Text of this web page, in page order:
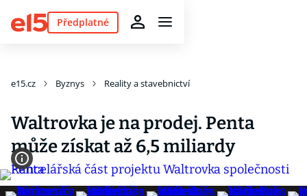
Předplatné
e15.cz Byznys Reality a stavebnictví
Waltrovka je na prodej. Penta
může získat až 6,5 miliardy